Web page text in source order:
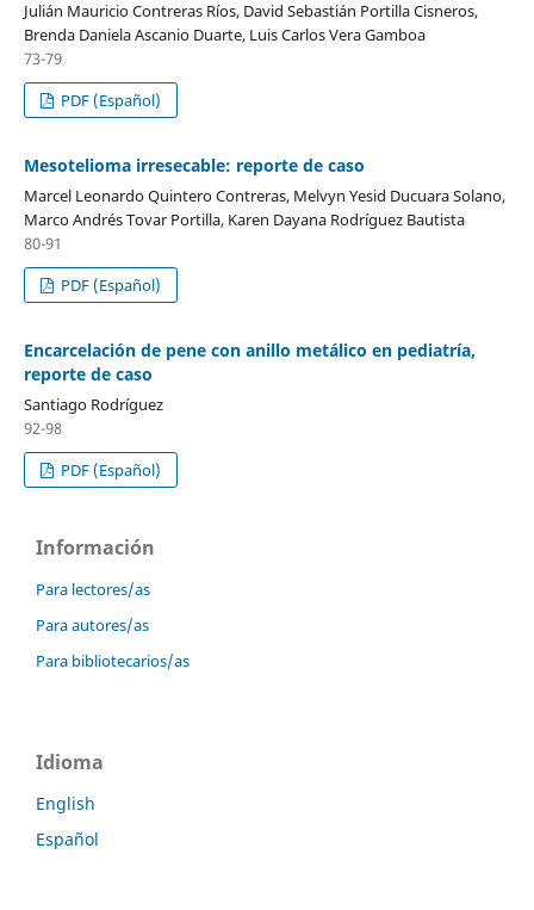
Julián Mauricio Contreras Ríos, David Sebastián Portilla Cisneros,
Brenda Daniela Ascanio Duarte, Luis Carlos Vera Gamboa
73-79
PDF (Español)
Mesotelioma irresecable: reporte de caso
Marcel Leonardo Quintero Contreras, Melvyn Yesid Ducuara Solano,
Marco Andrés Tovar Portilla, Karen Dayana Rodríguez Bautista
80-91
PDF (Español)
Encarcelación de pene con anillo metálico en pediatría,
reporte de caso
Santiago Rodríguez
92-98
PDF (Español)
Información
Para lectores/as
Para autores/as
Para bibliotecarios/as
Idioma
English
Español